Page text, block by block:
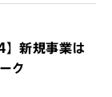
】新規事業は
ク